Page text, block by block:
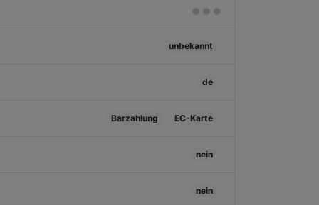
unbekannt
de
Barzahlung EC-Karte
nein
nein